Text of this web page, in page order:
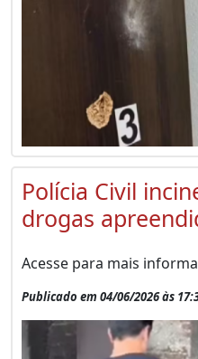
Polícia Civil
drogas
Acesse para mais
Publicado em 04/06/2026 às